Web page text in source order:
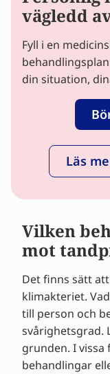
vägledd
Fyll i en
din situation,
Läs
Vilken
mot
Det finns sätt
klimakteriet.
till person och
svårighetsgrad.
grunden. I
behandlingar